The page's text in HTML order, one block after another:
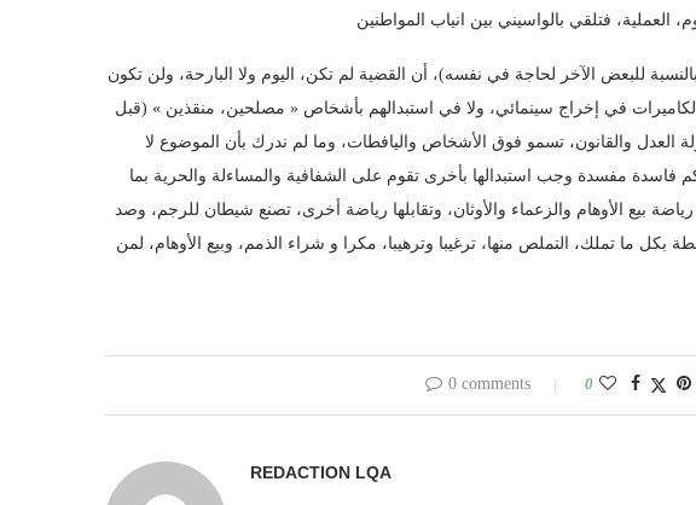
للبعض الآخر لحاجة في نفسه)، أن القضية لم تكن، اليوم ولا البارحة، ولن تكون
في إخراج سينمائي، ولا في استبدالهم بأشخاص « مصلحين، منقذين » (قبل
العدل والقانون، تسمو فوق الأشخاص واليافطات، وما لم ندرك بأن الموضوع لا
مفسدة وجب استبدالها بأخرى تقوم على الشفافية والمساءلة والحرية بما
بيع الأوهام والزعماء والأوثان، وتقابلها رياضة أخرى، تصنع شيطان للرجم، وصد
بكل ما تملك، التملص منها، ترغيبا وترهيبا، مكرا و شراء الذمم، وبيع الأوهام، لمن
0 comments 0
REDACTION LQA